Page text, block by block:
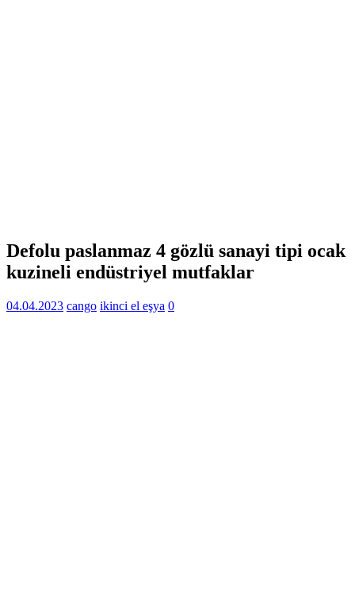
Defolu paslanmaz 4 gözlü sanayi tipi ocak
kuzineli endüstriyel mutfaklar
04.04.2023 cango ikinci el eşya 0